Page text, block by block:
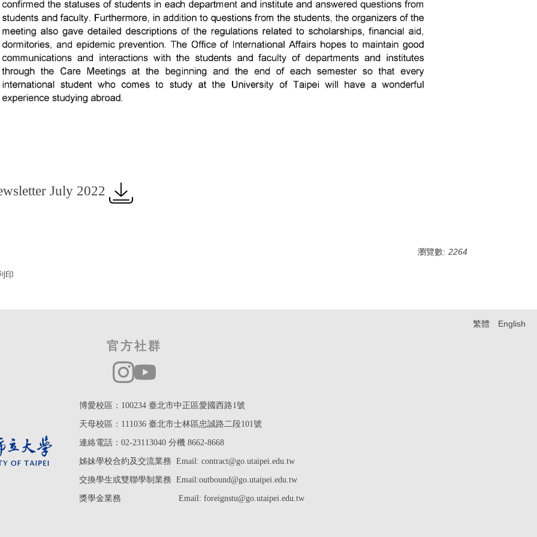
July 2022
瀏覽數: 2264
印
繁體 English
官方社群
博愛校區：100234 臺北市中正區愛國西路1號
天母校區：111036 臺北市士林區忠誠路二段101號
連絡電話：02-23113040 分機 8662-8668
姊妹學校合約及交流業務 Email: contract@go.utaipei.edu.tw
交換學生或雙聯學制業務 Email:outbound@go.utaipei.edu.tw
獎學金業務 Email: foreignstu@go.utaipei.edu.tw